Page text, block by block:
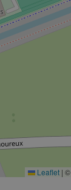
Leaflet | ©